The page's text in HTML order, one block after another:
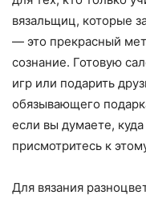
вязальщиц, которые
— это прекрасный
сознание. Готовую
игр или подарить
обязывающего
если вы думаете,
присмотритесь к
Для вязания